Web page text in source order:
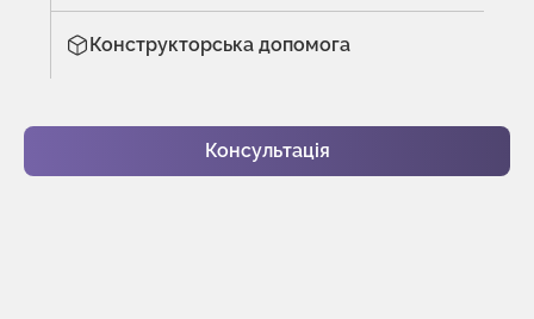
Конструкторська допомога
Консультація